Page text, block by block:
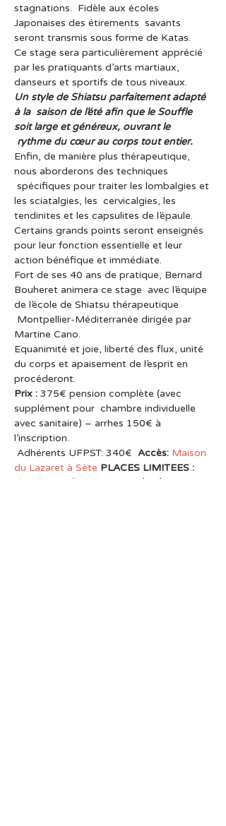
stagnations.  Fidèle aux écoles
Japonaises des étirements  savants
seront transmis sous forme de Katas.
Ce stage sera particulièrement apprécié
par les pratiquants d’arts martiaux,
danseurs et sportifs de tous niveaux.
Un style de Shiatsu parfaitement adapté
à la  saison de l’été afin que le Souffle
soit large et généreux, ouvrant le
rythme du cœur au corps tout entier.
Enfin, de manière plus thérapeutique,
nous aborderons des techniques
spécifiques pour traiter les lombalgies et
les sciatalgies, les  cervicalgies, les
tendinites et les capsulites de l’épaule.
Certains grands points seront enseignés
pour leur fonction essentielle et leur
action bénéfique et immédiate.
Fort de ses 40 ans de pratique, Bernard
Bouheret animera ce stage  avec l’équipe
de l’école de Shiatsu thérapeutique
Montpellier-Méditerranée dirigée par
Martine Cano.
Equanimité et joie, liberté des flux, unité
du corps et apaisement de l’esprit en
procéderont.
Prix : 375€ pension complète (avec
supplément pour  chambre individuelle
avec sanitaire) – arrhes 150€ à
l’inscription.
Adhérents UFPST: 340€ Accès: Maison
du Lazaret à Sète PLACES LIMITEES :
date limite d’inscription 20/05/2022